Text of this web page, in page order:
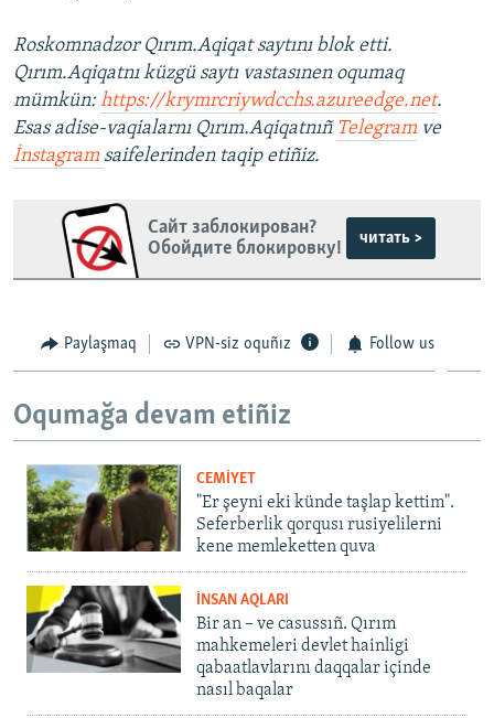
Roskomnadzor Qırım.Aqiqat saytını blok etti.
Qırım.Aqiqatnı küzgü saytı vastasınen oqumaq
mümkün:https://krymrcriywdcchs.azureedge.net.
Esas adise-vaqialarnı Qırım.Aqiqatnıñ Telegram ve
İnstagram saifelerinden taqip etiñiz.
Сайт заблокирован?
Обойдите блокировку!
читать >
Paylaşmaq VPN-siz oquñız Follow us
Oqumağa devam etiñiz
CEMİYET
"Er şeyni eki künde taşlap kettim".
Seferberlik qorqusı rusiyelilerni
kene memleketten quva
İNSAN AQLARI
Bir an – ve casussıñ. Qırım
mahkemeleri devlet hainligi
qabaatlavlarını daqqalar içinde
nasıl baqalar